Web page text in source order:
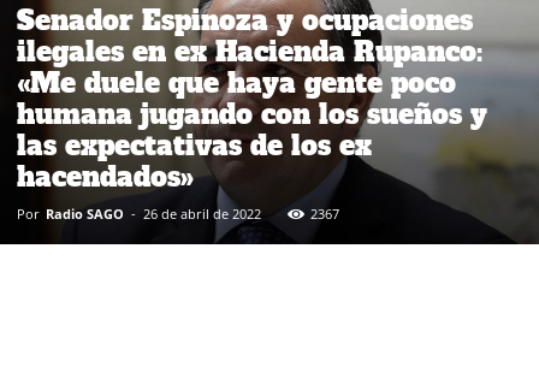
Senador Espinoza y ocupaciones
ilegales en ex Hacienda Rupanco:
«Me duele que haya gente poco
humana jugando con los sueños y
las expectativas de los ex
hacendados»
Por Radio SAGO - 26 de abril de 2022 2367